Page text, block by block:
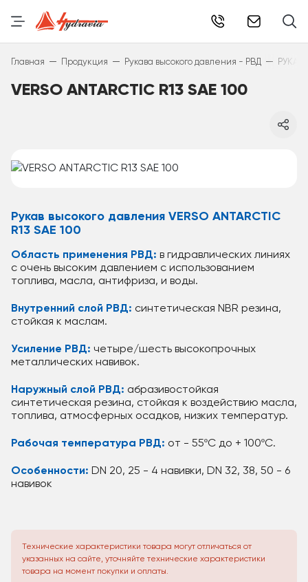
Главная — Продукция — Рукава высокого давления - РВД —
VERSO ANTARCTIC R13 SAE 100
Рукав высокого давления VERSO ANTARCTIC
R13 SAE 100
Область применения РВД: в гидравлических линиях
с очень высоким давлением с использованием
топлива, масла, антифриза, и воды.
Внутренний слой РВД: синтетическая NBR резина,
стойкая к маслам.
Усиление РВД: четыре/шесть высокопрочных
металлических навивок.
Наружный слой РВД: абразивостойкая
синтетическая резина, стойкая к воздействию масла,
топлива, атмосферных осадков, низких температур.
Рабочая температура РВД: от - 55ºС до + 100ºС.
Особенности: DN 20, 25 - 4 навивки, DN 32, 38, 50 - 6
навивок
Технические характеристики товара могут отличаться от
указанных на сайте, уточняйте технические характеристики
товара на момент покупки и оплаты.